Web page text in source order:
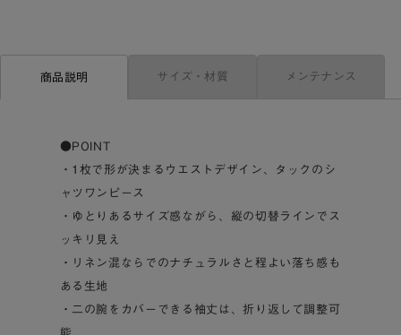
商品説明 サイズ・材質 メンテナンス
●POINT
・1枚で形が決まるウエストデザイン、タックのシ
ャツワンピース
・ゆとりあるサイズ感ながら、縦の切替ラインでス
ッキリ見え
・リネン混ならでのナチュラルさと程よい落ち感も
ある生地
・二の腕をカバーできる袖丈は、折り返して調整可
能